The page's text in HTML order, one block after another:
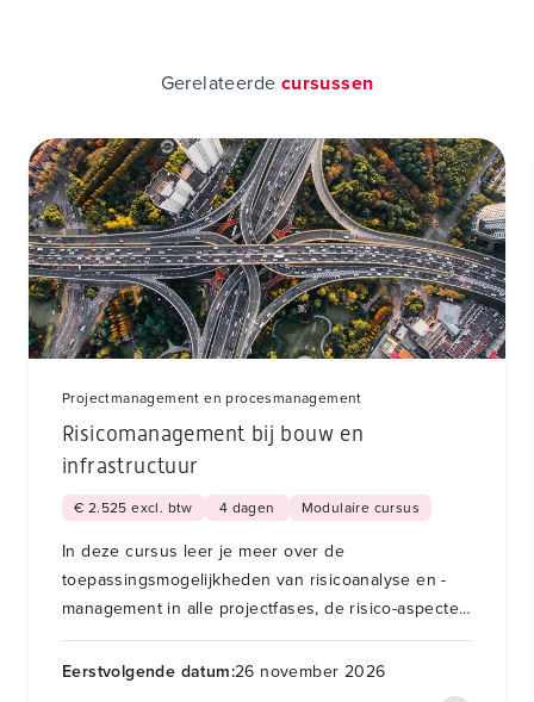
Gerelateerde cursussen
Projectmanagement en procesmanagement
Risicomanagement bij bouw en
infrastructuur
€ 2.525 excl. btw 4 dagen Modulaire cursus
In deze cursus leer je meer over de
toepassingsmogelijkheden van risicoanalyse en -
management in alle projectfases, de risico-aspecten
van contracteren en de RISMAN methode.
Eerstvolgende datum:26 november 2026